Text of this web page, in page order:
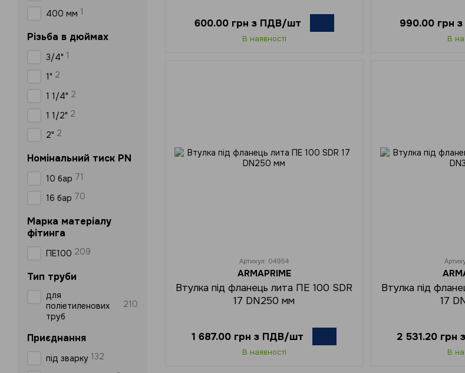
600.00 грн з ПДВ/шт
В наявності
990.00 грн
В
Артикул: 04954
ARMAPRIME
Втулка під фланець лита ПЕ 100 SDR
17 DN250 мм
1 687.00 грн з ПДВ/шт
В наявності
Втулка під
17
2 531.20
В
400 мм 1
Різьба в дюймах
3/4" 1
1" 2
1 1/4" 2
1 1/2" 2
2" 2
Номінальний тиск PN
10 бар 71
16 бар 70
Марка матеріалу
фітинга
ПЕ100 209
Тип труби
для
поліетиленових
труб
210
Приєднання
під зварку 132